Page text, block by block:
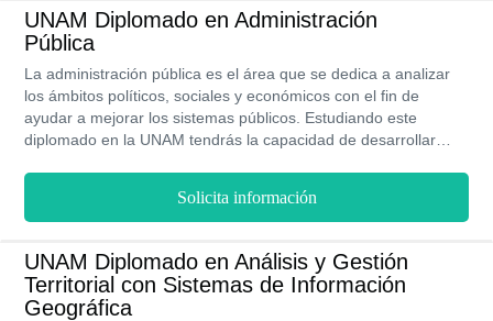
UNAM Diplomado en Administración
Pública
La administración pública es el área que se dedica a analizar
los ámbitos políticos, sociales y económicos con el fin de
ayudar a mejorar los sistemas públicos. Estudiando este
diplomado en la UNAM tendrás la capacidad de desarrollar
establecidas en un organismo público. Este programa de la
UNAM tiene una duración de 120 horas, es decir, 30 semanas,
y se imparte de forma en línea.
Solicita información
UNAM Diplomado en Análisis y Gestión
Territorial con Sistemas de Información
Geográfica